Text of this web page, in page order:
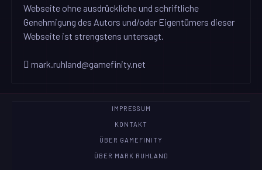
Webseite ohne ausdrückliche und schriftliche
Genehmigung des Autors und/oder Eigentümers dieser
Webseite ist strengstens untersagt.
mark.ruhland@gamefinity.net
IMPRESSUM
KONTAKT
ÜBER GAMEFINITY
ÜBER MARK RUHLAND